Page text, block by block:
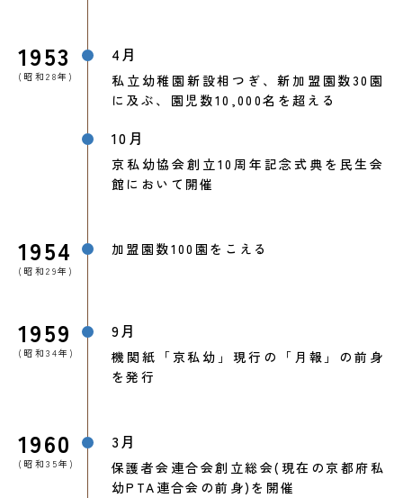
1953
(昭和28年)
4月
私立幼稚園新設相つぎ、新加盟園数30園
に及ぶ、園児数10,000名を超える
10月
京私幼協会創立10周年記念式典を民生会
館において開催
1954
(昭和29年)
加盟園数100園をこえる
1959
(昭和34年)
9月
機関紙「京私幼」現行の「月報」の前身
を発行
1960
(昭和35年)
3月
保護者会連合会創立総会(現在の京都府私
幼PTA連合会の前身)を開催